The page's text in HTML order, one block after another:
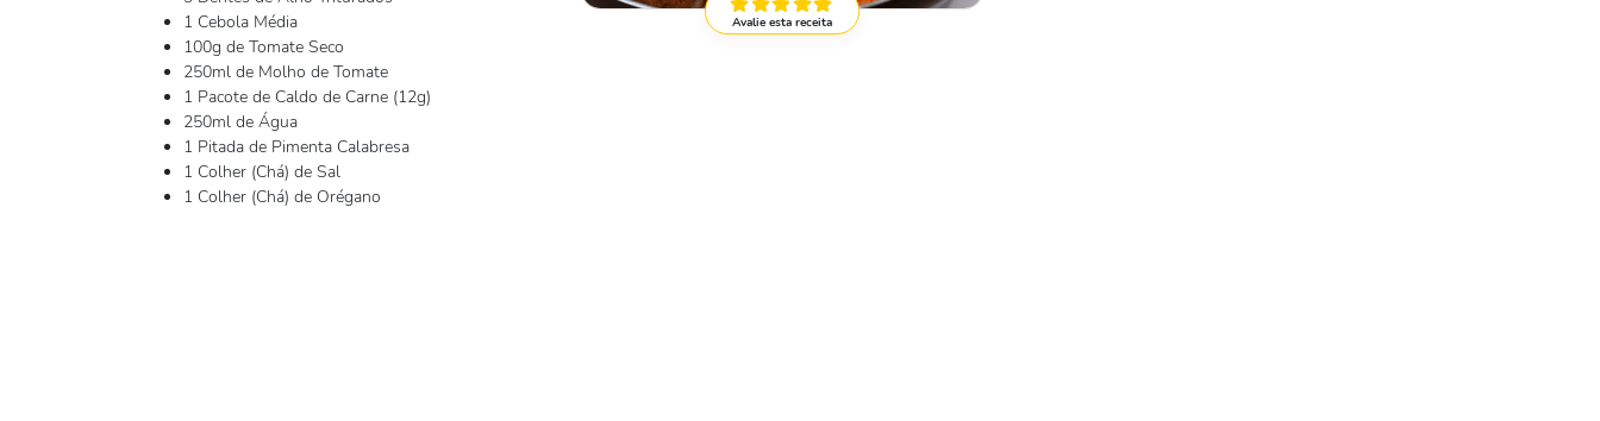
Avalie esta receita
1 Cebola Média
100g de Tomate Seco
250ml de Molho de Tomate
1 Pacote de Caldo de Carne (12g)
250ml de Água
1 Pitada de Pimenta Calabresa
1 Colher (Chá) de Sal
1 Colher (Chá) de Orégano